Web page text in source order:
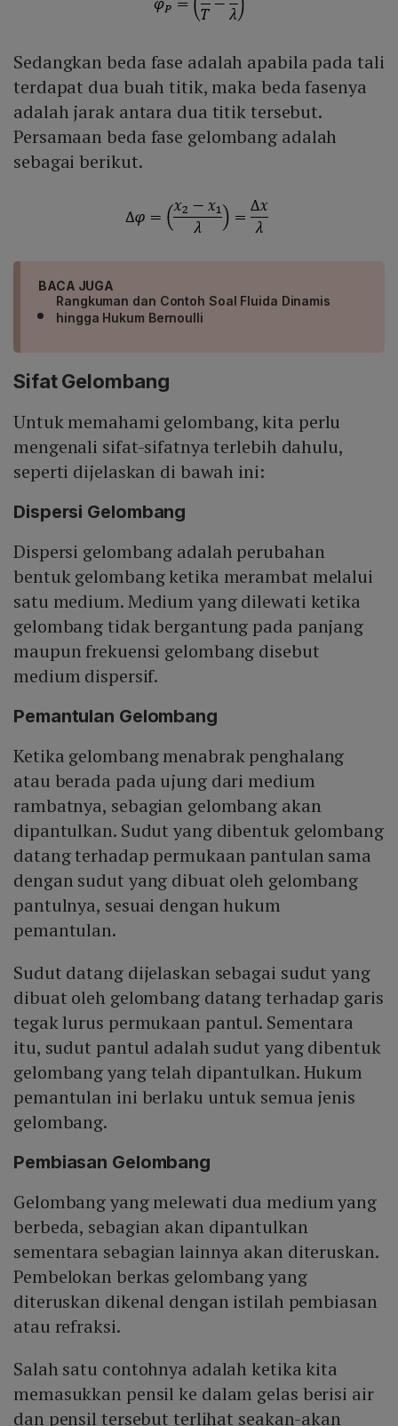
Sedangkan beda fase adalah apabila pada tali
terdapat dua buah titik, maka beda fasenya
adalah jarak antara dua titik tersebut.
Persamaan beda fase gelombang adalah
sebagai berikut.
BACA JUGA
Rangkuman dan Contoh Soal Fluida Dinamis
hingga Hukum Bernoulli
Sifat Gelombang
Untuk memahami gelombang, kita perlu
mengenali sifat-sifatnya terlebih dahulu,
seperti dijelaskan di bawah ini:
Dispersi Gelombang
Dispersi gelombang adalah perubahan
bentuk gelombang ketika merambat melalui
satu medium. Medium yang dilewati ketika
gelombang tidak bergantung pada panjang
maupun frekuensi gelombang disebut
medium dispersif.
Pemantulan Gelombang
Ketika gelombang menabrak penghalang
atau berada pada ujung dari medium
rambatnya, sebagian gelombang akan
dipantulkan. Sudut yang dibentuk gelombang
datang terhadap permukaan pantulan sama
dengan sudut yang dibuat oleh gelombang
pantulnya, sesuai dengan hukum
pemantulan.
Sudut datang dijelaskan sebagai sudut yang
dibuat oleh gelombang datang terhadap garis
tegak lurus permukaan pantul. Sementara
itu, sudut pantul adalah sudut yang dibentuk
gelombang yang telah dipantulkan. Hukum
pemantulan ini berlaku untuk semua jenis
gelombang.
Pembiasan Gelombang
Gelombang yang melewati dua medium yang
berbeda, sebagian akan dipantulkan
sementara sebagian lainnya akan diteruskan.
Pembelokan berkas gelombang yang
diteruskan dikenal dengan istilah pembiasan
atau refraksi.
Salah satu contohnya adalah ketika kita
memasukkan pensil ke dalam gelas berisi air
dan pensil tersebut terlihat seakan-akan